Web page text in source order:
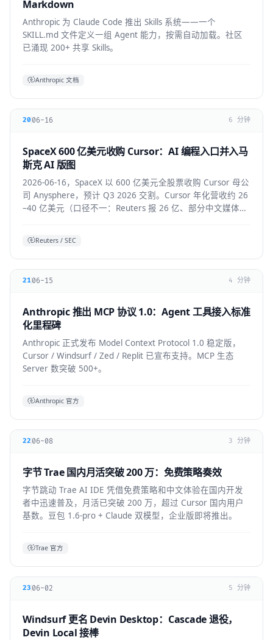
Markdown
Anthropic 为 Claude Code 推出 Skills 系统——一个
SKILL.md 文件定义一组 Agent 能力，按需自动加载。社区
已涌现 200+ 共享 Skills。
Anthropic 文档
2006-16 6 分钟
SpaceX 600 亿美元收购 Cursor：AI 编程入口并入马
斯克 AI 版图
2026-06-16，SpaceX 以 600 亿美元全股票收购 Cursor 母公
司 Anysphere，预计 Q3 2026 交割。Cursor 年化营收约 26
–40 亿美元（口径不一：Reuters 报 26 亿、部分中文媒体报
Reuters / SEC
2106-15 4 分钟
Anthropic 推出 MCP 协议 1.0：Agent 工具接入标准
化里程碑
Anthropic 正式发布 Model Context Protocol 1.0 稳定版，
Cursor / Windsurf / Zed / Replit 已宣布支持。MCP 生态
Server 数突破 500+。
Anthropic 官方
22 06-08 3 分钟
字节 Trae 国内月活突破 200 万：免费策略奏效
字节跳动 Trae AI IDE 凭借免费策略和中文体验在国内开发
者中迅速普及，月活已突破 200 万，超过 Cursor 国内用户
基数。豆包 1.6-pro + Claude 双模型，企业版即将推出。
Trae 官方
23 06-02 5 分钟
Windsurf 更名 Devin Desktop：Cascade 退役，
Devin Local 接棒